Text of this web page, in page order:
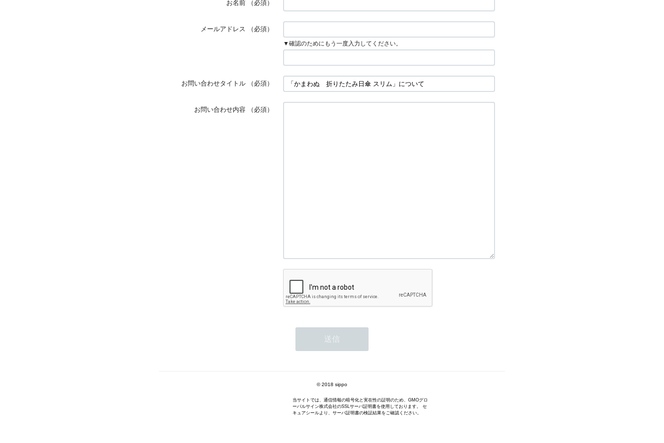
お名前 （必須）
メールアドレス （必須）
▼確認のためにもう一度入力してください。
お問い合わせタイトル （必須）
お問い合わせ内容 （必須）
© 2018 sippo
当サイトでは、通信情報の暗号化と実在性の証明のため、GMOグロ
ーバルサイン株式会社のSSLサーバ証明書を使用しております。 セ
キュアシールより、サーバ証明書の検証結果をご確認ください。